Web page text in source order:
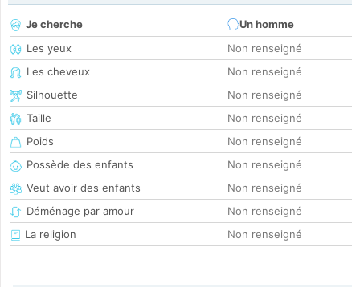
Je cherche
Un homme
Les yeux
Non renseigné
Les cheveux
Non renseigné
Silhouette
Non renseigné
Taille
Non renseigné
Poids
Non renseigné
Possède des enfants
Non renseigné
Veut avoir des enfants
Non renseigné
Déménage par amour
Non renseigné
La religion
Non renseigné